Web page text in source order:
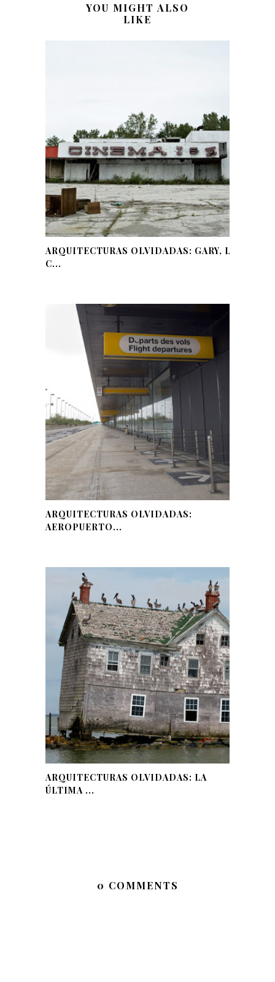
YOU MIGHT ALSO
LIKE
ARQUITECTURAS OLVIDADAS: GARY, LA
C...
ARQUITECTURAS OLVIDADAS:
AEROPUERTO...
ARQUITECTURAS OLVIDADAS: LA
ÚLTIMA ...
0 COMMENTS